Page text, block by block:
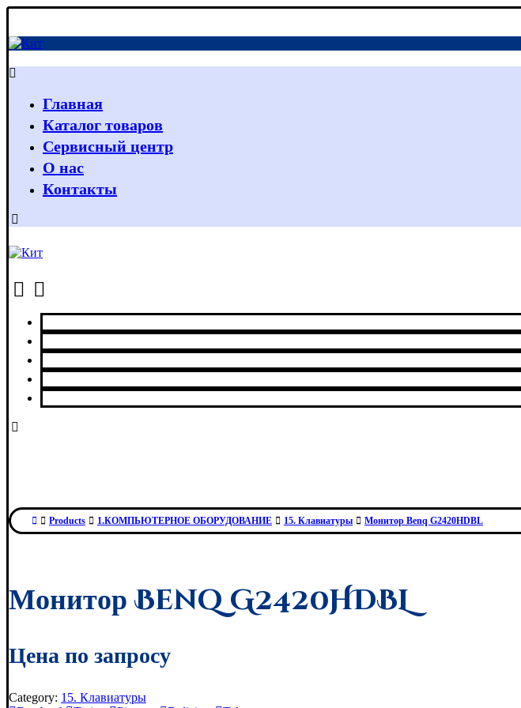
Главная
Каталог товаров
Сервисный центр
О нас
Контакты
Products 1.КОМПЬЮТЕРНОЕ ОБОРУДОВАНИЕ 15. Клавиатуры Монитор Benq G2420HDBL
Монитор Benq G2420HDBL
Цена по запросу
Category: 15. Клавиатуры